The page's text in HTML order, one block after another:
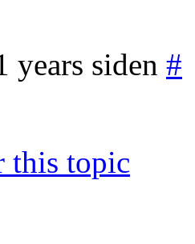
years siden #
this topic